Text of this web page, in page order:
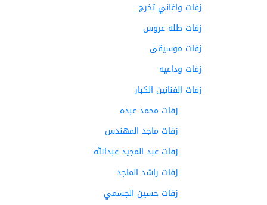
زفات واغاني تخرج
زفات طله عروس
زفات موسيقى
زفات وداعيه
زفات الفنانين الكبار
زفات محمد عبده
زفات ماجد المهندس
زفات عبد المجيد عبدالله
زفات راشد الماجد
زفات حسين الجسمي